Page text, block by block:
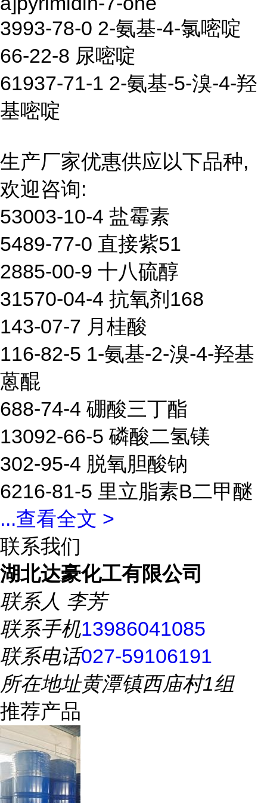
3993-78-0 2-氨基-4-氯嘧啶
66-22-8 尿嘧啶
61937-71-1 2-氨基-5-溴-4-羟
基嘧啶
生产厂家优惠供应以下品种,
欢迎咨询:
53003-10-4 盐霉素
5489-77-0 直接紫51
2885-00-9 十八硫醇
31570-04-4 抗氧剂168
143-07-7 月桂酸
116-82-5 1-氨基-2-溴-4-羟基
蒽醌
688-74-4 硼酸三丁酯
13092-66-5 磷酸二氢镁
302-95-4 脱氧胆酸钠
6216-81-5 里立脂素B二甲醚
...查看全文 >
联系我们
湖北达豪化工有限公司
联系人 李芳
联系手机13986041085
联系电话027-59106191
所在地址黄潭镇西庙村1组
推荐产品